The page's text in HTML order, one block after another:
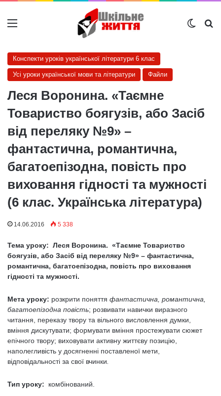
Меню
Конспекти уроків української літератури 6 клас
Усі уроки української мови та літератури Файли
Леся Воронина. «Таємне
Товариство боягузів, або Засіб
від переляку №9» –
фантастична, романтична,
багатоепізодна, повість про
виховання гідності та мужності
(6 клас. Українська література)
14.06.2016 5 338
Тема уроку: Леся Воронина. «Таємне Товариство
боягузів, або Засіб від переляку №9» – фантастична,
романтична, багатоепізодна, повість про виховання
гідності та мужності.
Мета уроку: розкрити поняття фантастична, романтична,
багатоепізодна повість; розвивати навички виразного
читання, переказу твору та вільного висловлення думки,
вміння дискутувати; формувати вміння простежувати сюжет
епічного твору; виховувати активну життєву позицію,
наполегливість у досягненні поставленої мети,
відповідальності за свої вчинки
Тип уроку: комбінований.